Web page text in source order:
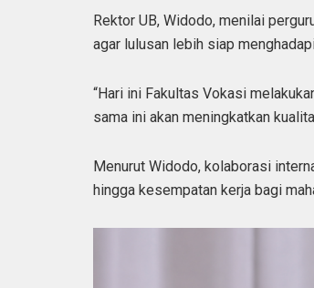
Rektor UB, Widodo, menilai
agar lulusan lebih siap
“Hari ini Fakultas Vokasi
sama ini akan meningkatkan
Menurut Widodo, kolaborasi
hingga kesempatan kerja bagi